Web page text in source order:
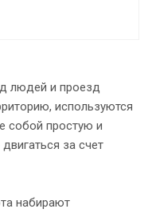
людей и проезд
используются
собой простую и
за счет
набирают